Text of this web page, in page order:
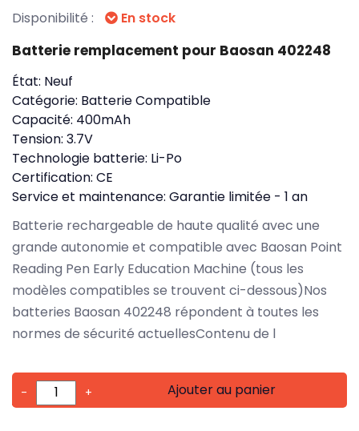
Disponibilité : En stock
Batterie remplacement pour Baosan 402248
État: Neuf
Catégorie: Batterie Compatible
Capacité: 400mAh
Tension: 3.7V
Technologie batterie: Li-Po
Certification: CE
Service et maintenance: Garantie limitée - 1 an
Batterie rechargeable de haute qualité avec une
grande autonomie et compatible avec Baosan Point
Reading Pen Early Education Machine (tous les
modèles compatibles se trouvent ci-dessous)Nos
batteries Baosan 402248 répondent à toutes les
normes de sécurité actuellesContenu de l
- + Ajouter au panier